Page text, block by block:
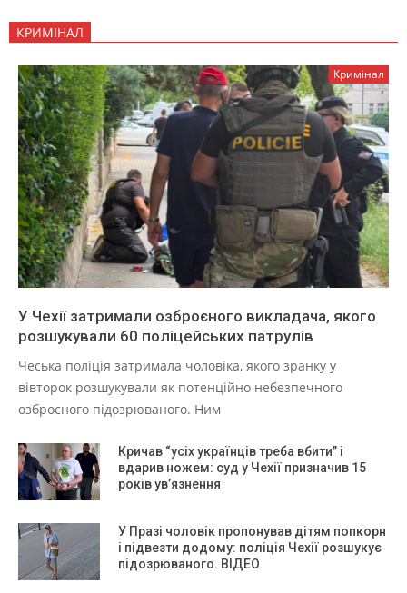
КРИМІНАЛ
Кримінал
У Чехії затримали озброєного викладача, якого
розшукували 60 поліцейських патрулів
Чеська поліція затримала чоловіка, якого зранку у
вівторок розшукували як потенційно небезпечного
озброєного підозрюваного. Ним
Кричав “усіх українців треба вбити” і
вдарив ножем: суд у Чехії призначив 15
років ув’язнення
У Празі чоловік пропонував дітям попкорн
і підвезти додому: поліція Чехії розшукує
підозрюваного. ВІДЕО